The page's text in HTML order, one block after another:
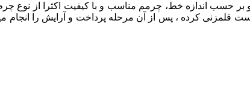
حسب اندازه خط، چرمم مناسب و با کیفیت اکثرا از نوع
کرده ، پس از آن مرحله پرداخت و آرایش را انجام